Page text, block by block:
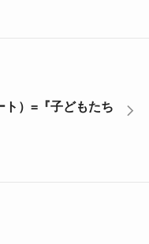
ト）=『子どもたち